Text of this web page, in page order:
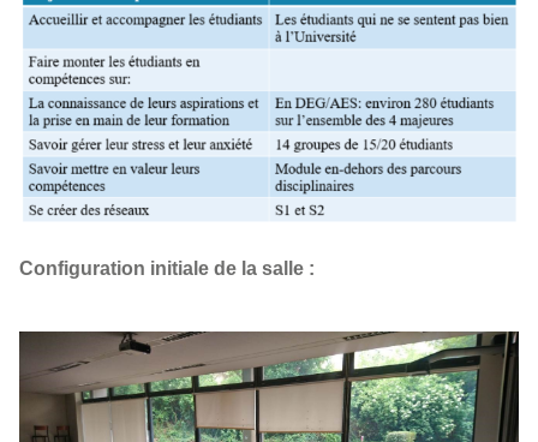
Configuration initiale de la salle :